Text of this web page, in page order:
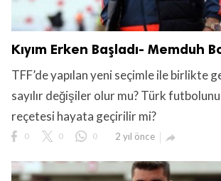
Kıyım Erken Başladı- Memduh
TFF’de yapılan yeni seçimle ile birlikte
sayılır değişiler olur mu? Türk
reçetesi hayata geçirilir mi?
0 0 0 2 yıl önce 